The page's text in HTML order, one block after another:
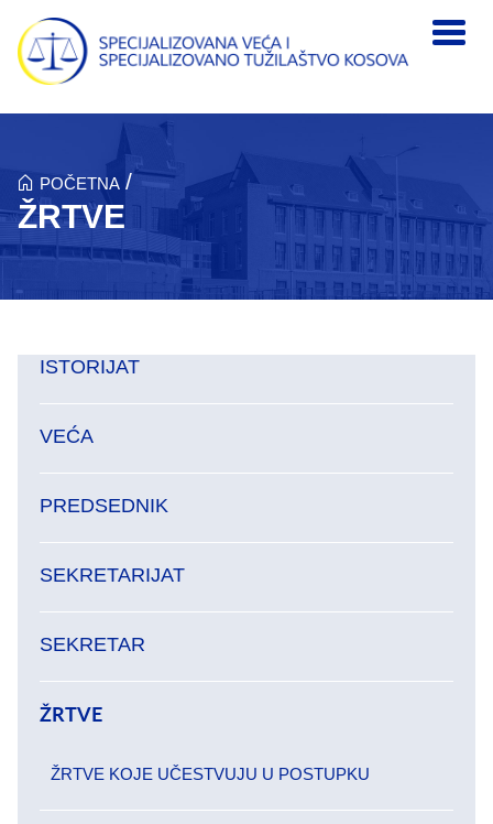
Skip to main content
POČETNA /
ŽRTVE
ISTORIJAT
VEĆA
PREDSEDNIK
SEKRETARIJAT
SEKRETAR
ŽRTVE
ŽRTVE KOJE UČESTVUJU U POSTUPKU